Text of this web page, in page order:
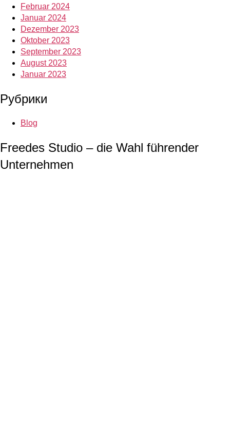
Februar 2024
Januar 2024
Dezember 2023
Oktober 2023
September 2023
August 2023
Januar 2023
Рубрики
Blog
Freedes Studio – die Wahl führender
Unternehmen